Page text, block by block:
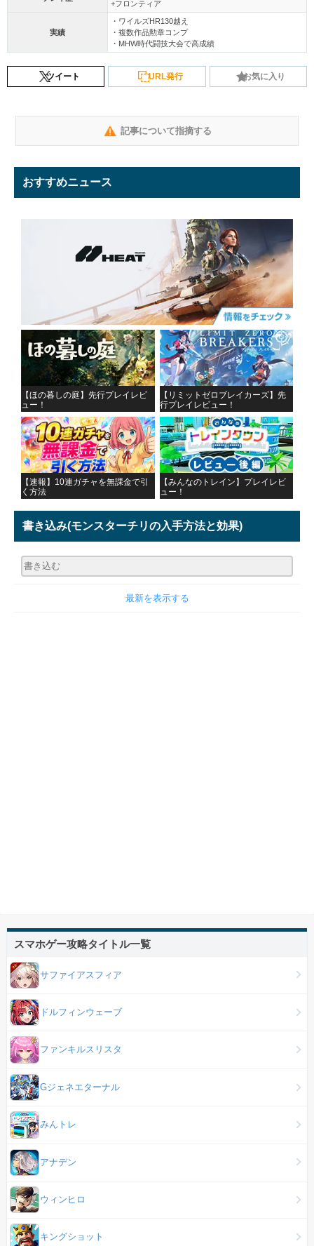
+フロンティア
実績
・ワイルズHR130越え
・複数作品勲章コンプ
・MHW時代闘技大会で高成績
ツイート URL発行 お気に入り
記事について指摘する
おすすめニュース
【ほの暮しの庭】先行プレイレビ
ュー！
【リミットゼロブレイカーズ】先
行プレイレビュー！
【速報】10連ガチャを無課金で引
く方法
【みんなのトレイン】プレイレビ
ュー！
書き込み(モンスターチリの入手方法と効果)
最新を表示する
スマホゲー攻略タイトル一覧
サファイアスフィア
ドルフィンウェーブ
ファンキルスリスタ
Gジェネエターナル
みんトレ
アナデン
ウィンヒロ
キングショット